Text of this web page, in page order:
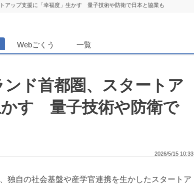
アップ支援に「幸福度」生かす 量子技術や防衛で日本と協業も
Webごくう 一覧
ド首都圏、スタートア
かす 量子技術や防衛で
2026/5/15 10:33
独自の社会基盤や産学官連携を生かしたスタートア